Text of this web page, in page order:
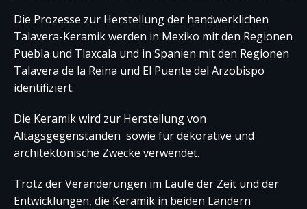
Die Prozesse zur Herstellung der handwerklichen
Talavera-Keramik werden in Mexiko mit den Regionen
Puebla und Tlaxcala und in Spanien mit den Regionen
Talavera de la Reina und El Puente del Arzobispo
identifiziert.
Die Keramik wird zur Herstellung von
Altagsgegenständen sowie für dekorative und
architektonische Zwecke verwendet.
Trotz der Veränderungen im Laufe der Zeit und der
Entwicklungen, die Keramik in beiden Ländern